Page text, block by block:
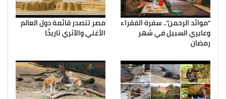
"موائد الرحمن".. سفرة الفقراء
وعابري السبيل في شهر
رمضان
مصر تتصدر قائمة دول العالم
الأغني والآثري تاريخًا